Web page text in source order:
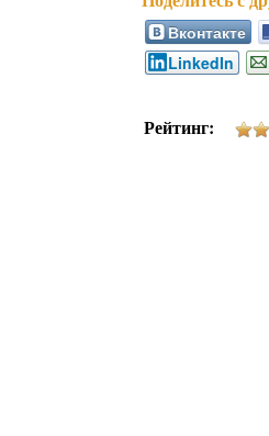
Вконтакте
LinkedIn
Рейтинг: